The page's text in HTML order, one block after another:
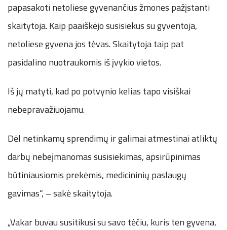
papasakoti netoliese gyvenančius žmones pažįstanti
skaitytoja. Kaip paaiškėjo susisiekus su gyventoja,
netoliese gyvena jos tėvas. Skaitytoja taip pat
pasidalino nuotraukomis iš įvykio vietos.
Iš jų matyti, kad po potvynio kelias tapo visiškai
nebepravažiuojamu.
Dėl netinkamų sprendimų ir galimai atmestinai atliktų
darbų nebeįmanomas susisiekimas, apsirūpinimas
būtiniausiomis prekėmis, medicininių paslaugų
gavimas“, – sakė skaitytoja.
„Vakar buvau susitikusi su savo tėčiu, kuris ten gyvena,